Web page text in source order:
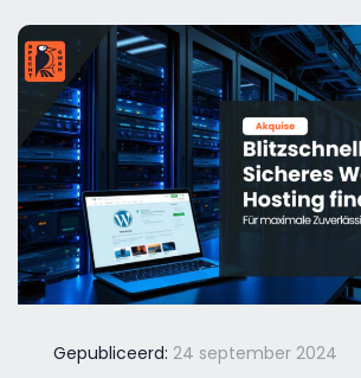
Gepubliceerd: 24 september 2024